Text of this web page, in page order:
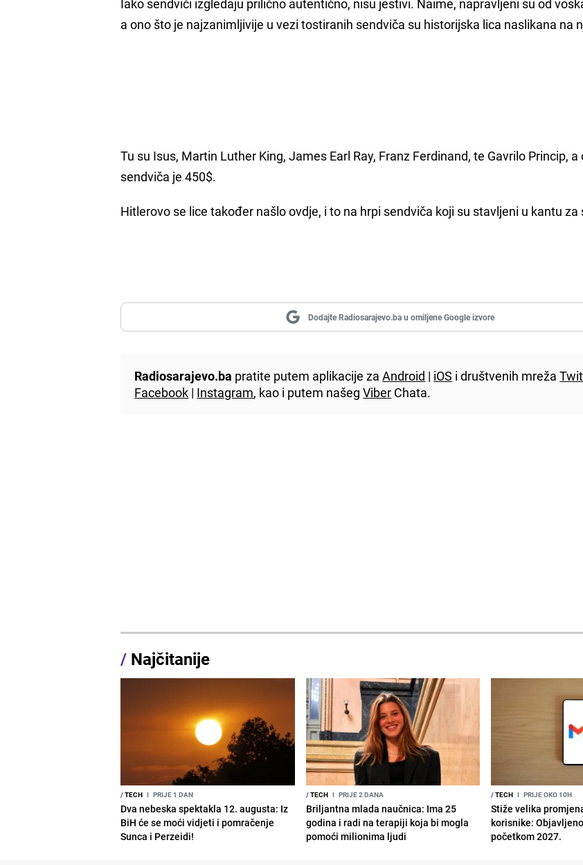
a ono što je najzanimljivije u vezi tostiranih sendviča su historijska lica naslikana na
Tu su Isus, Martin Luther King, James Earl Ray, Franz Ferdinand, te Gavrilo Princip,
sendviča je 450$.
Hitlerovo se lice također našlo ovdje, i to na hrpi sendviča koji su stavljeni u kantu za
Dodajte Radiosarajevo.ba u omiljene Google izvore
Radiosarajevo.ba pratite putem aplikacije zaAndroid | iOS i društvenih mreža
Facebook | Instagram, kao i putem našegViber Chata.
/ Najčitanije
/TECH I PRIJE 1 DAN
Dva nebeska spektakla 12. augusta: Iz
BiH će se moći vidjeti i pomračenje
Sunca i Perzeidi!
/TECH I PRIJE 2 DANA
Briljantna mlada naučnica: Ima 25
godina i radi na terapiji koja bi mogla
pomoći milionima ljudi
/TECH I PRIJE OKO 10H
Stiže velika
korisnike:
početkom 2027.